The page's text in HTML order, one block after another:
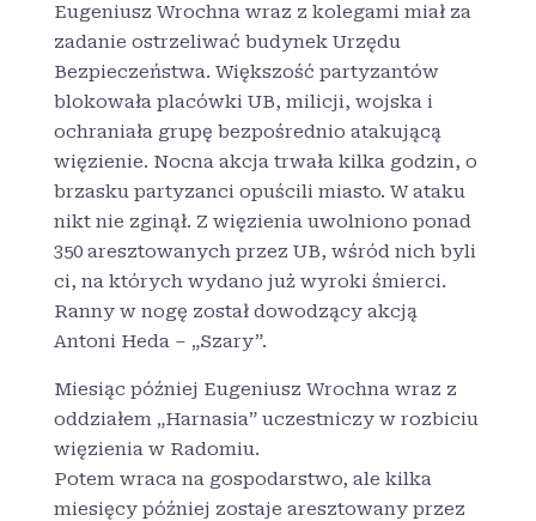
Eugeniusz Wrochna wraz z kolegami miał za
zadanie ostrzeliwać budynek Urzędu
Bezpieczeństwa. Większość partyzantów
blokowała placówki UB, milicji, wojska i
ochraniała grupę bezpośrednio atakującą
więzienie. Nocna akcja trwała kilka godzin, o
brzasku partyzanci opuścili miasto. W ataku
nikt nie zginął. Z więzienia uwolniono ponad
350 aresztowanych przez UB, wśród nich byli
ci, na których wydano już wyroki śmierci.
Ranny w nogę został dowodzący akcją
Antoni Heda – „Szary”.
Miesiąc później Eugeniusz Wrochna wraz z
oddziałem „Harnasia” uczestniczy w rozbiciu
więzienia w Radomiu.
Potem wraca na gospodarstwo, ale kilka
miesięcy później zostaje aresztowany przez